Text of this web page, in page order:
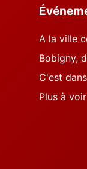
A la ville
Bobigny,
C'est
Plus à